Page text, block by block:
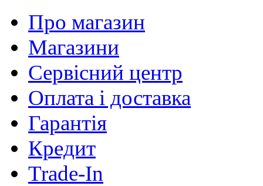
Про магазин
Магазини
Сервісний центр
Оплата і доставка
Гарантія
Кредит
Trade-In